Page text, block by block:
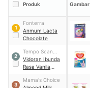
Produk Gambar
1
Fonterra
Anmum Lacta
Chocolate
2
Tempo Scan
Pacific
Vidoran Ibunda
Rasa Vanila
3
Mama's Choice